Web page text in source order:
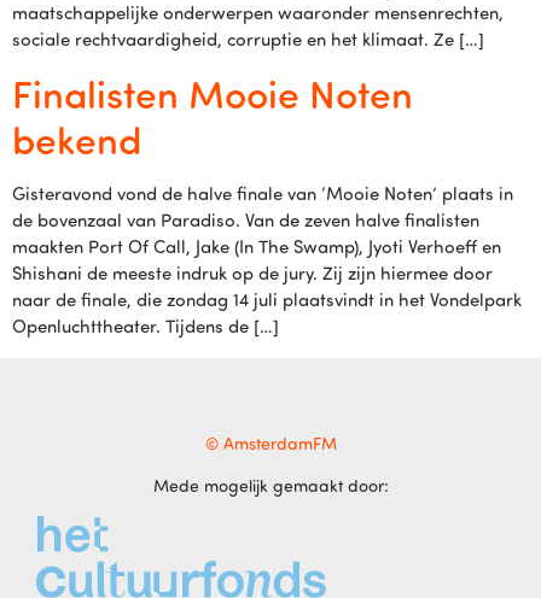
maatschappelijke onderwerpen waaronder mensenrechten,
sociale rechtvaardigheid, corruptie en het klimaat. Ze […]
Finalisten Mooie Noten
bekend
Gisteravond vond de halve finale van ‘Mooie Noten’ plaats in
de bovenzaal van Paradiso. Van de zeven halve finalisten
maakten Port Of Call, Jake (In The Swamp), Jyoti Verhoeff en
Shishani de meeste indruk op de jury. Zij zijn hiermee door
naar de finale, die zondag 14 juli plaatsvindt in het Vondelpark
Openluchttheater. Tijdens de […]
© AmsterdamFM
Mede mogelijk gemaakt door: